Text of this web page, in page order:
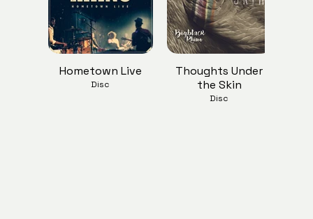
Hometown Live
Disc
Thoughts Under
the Skin
Disc